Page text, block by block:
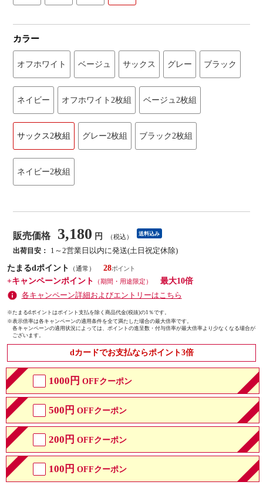
カラー
オフホワイト ベージュ サックス グレー ブラック
ネイビー オフホワイト2枚組 ベージュ2枚組
サックス2枚組 グレー2枚組 ブラック2枚組
ネイビー2枚組
販売価格 3,180 円 （税込） 送料込み
出荷目安：
1～2営業日以内に発送(土日祝定休除)
たまるdポイント
（通常）
28
+キャンペーンポイント
（期間・用途限定）
最大10倍
各キャンペーン詳細およびエントリーはこちら
※たまるdポイントはポイント支払を除く商品代金(税抜)の1％です。
※表示倍率は各キャンペーンの適用条件を全て満たした場合の最大倍率です。
各キャンペーンの適用状況によっては、ポイントの進呈数・付与倍率が最大倍率より少なくなる場合が
ございます。
dカードでお支払ならポイント3倍
1000円 OFFクーポン
500円 OFFクーポン
200円 OFFクーポン
100円 OFFクーポン